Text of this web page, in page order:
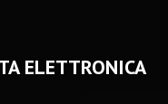
ELETTRONICA